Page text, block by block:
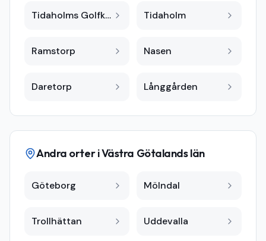
Tidaholms Golfklubb Tidaholm
Ramstorp Nasen
Daretorp Långgården
Andra orter iVästra Götalands län
Göteborg Mölndal
Trollhättan Uddevalla